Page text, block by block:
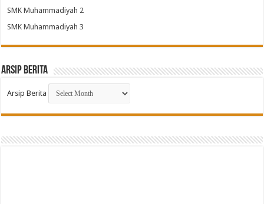
SMK Muhammadiyah 2
SMK Muhammadiyah 3
Arsip Berita
Arsip Berita